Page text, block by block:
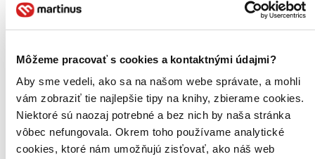
Môžeme pracovať s cookies a kontaktnými údajmi?
Aby sme vedeli, ako sa na našom webe správate, a mohli
vám zobraziť tie najlepšie tipy na knihy, zbierame cookies.
Niektoré sú naozaj potrebné a bez nich by naša stránka
vôbec nefungovala. Okrem toho používame analytické
cookies, ktoré nám umožňujú zisťovať, ako náš web
Na sklade > 5 ks
Táto kniha sa môže na cestu ku vám vybrať prakticky
pracovný deň.
Vložiť do košíka
E-kniha PDF EPUB MOBI
10,49 €
Ihneď na stiahnutie
Máte čítačku, tablet alebo mobil? Stiahnite si do nich e-knihu:
budete ju mať hneď a ešte aj ušetríte život stromom. Viac